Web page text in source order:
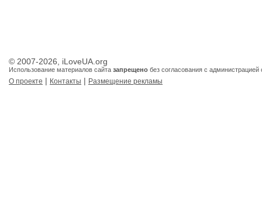
© 2007-2026, iLoveUA.org
Использование материалов сайта запрещено без согласования с администрацией
О проекте | Контакты | Размещение рекламы